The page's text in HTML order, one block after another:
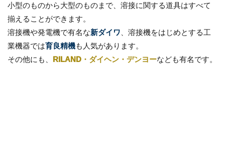
小型のものから大型のものまで、溶接に関する道具はすべて
揃えることができます。
溶接機や発電機で有名な新ダイワ 、溶接機をはじめとする工
業機器では育良精機も人気があります。
その他にも、 RILAND・ダイヘン・デンヨーなども有名です。